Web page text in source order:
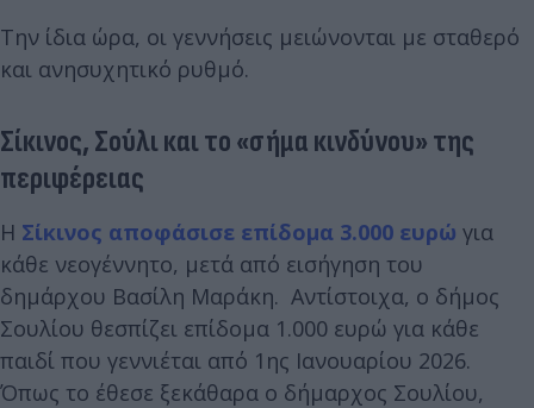
Την ίδια ώρα, οι γεννήσεις μειώνονται με σταθερό
και ανησυχητικό ρυθμό.
Σίκινος, Σούλι και το «σήμα κινδύνου» της
περιφέρειας
Η Σίκινος αποφάσισε επίδομα 3.000 ευρώ για
κάθε νεογέννητο, μετά από εισήγηση του
δημάρχου Βασίλη Μαράκη. Αντίστοιχα, ο δήμος
Σουλίου θεσπίζει επίδομα 1.000 ευρώ για κάθε
παιδί που γεννιέται από 1ης Ιανουαρίου 2026.
Όπως το έθεσε ξεκάθαρα ο δήμαρχος Σουλίου,